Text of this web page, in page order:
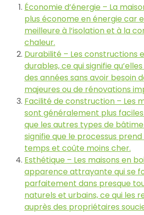
Économie d’énergie – La
plus économe en énergie car
meilleure à l’isolation et à la
chaleur.
Durabilité – Les constructions
durables, ce qui signifie
des années sans avoir besoin
majeures ou de rénovations
Facilité de construction – Les
sont généralement plus
que les autres types de
signifie que le processus
temps et coûte moins cher.
Esthétique – Les maisons en
apparence attrayante qui se
parfaitement dans presque
naturels et urbains, ce qui les
auprès des propriétaires